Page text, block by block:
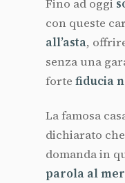
Fino ad oggi
con queste
all’asta,
senza una
forte fiducia
La famosa
dichiarato
domanda in
parola al